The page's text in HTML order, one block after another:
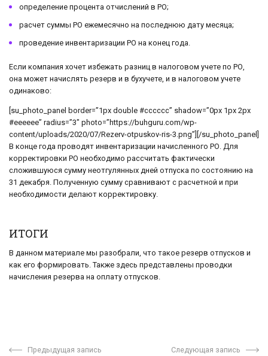
определение процента отчислений в РО;
расчет суммы РО ежемесячно на последнюю дату месяца;
проведение инвентаризации РО на конец года.
Если компания хочет избежать разниц в налоговом учете по РО,
она может начислять резерв и в бухучете, и в налоговом учете
одинаково:
[su_photo_panel border=”1px double #cccccc” shadow=”0px 1px 2px
#eeeeee” radius=”3″ photo=”https://buhguru.com/wp-
content/uploads/2020/07/Rezerv-otpuskov-ris-3.png”][/su_photo_panel]
В конце года проводят инвентаризации начисленного РО. Для
корректировки РО необходимо рассчитать фактически
сложившуюся сумму неотгулянных дней отпуска по состоянию на
31 декабря. Полученную сумму сравнивают с расчетной и при
необходимости делают корректировку.
ИТОГИ
В данном материале мы разобрали, что такое резерв отпусков и
как его формировать. Также здесь представлены проводки
начисления резерва на оплату отпусков.
Предыдущая запись Следующая запись